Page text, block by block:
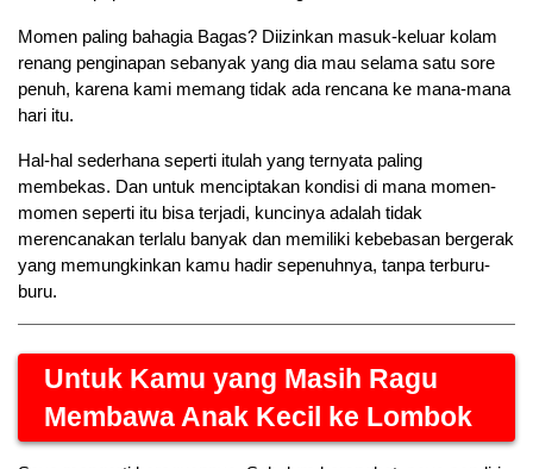
Momen paling bahagia Bagas? Diizinkan masuk-keluar kolam
renang penginapan sebanyak yang dia mau selama satu sore
penuh, karena kami memang tidak ada rencana ke mana-mana
hari itu.
Hal-hal sederhana seperti itulah yang ternyata paling
membekas. Dan untuk menciptakan kondisi di mana momen-
momen seperti itu bisa terjadi, kuncinya adalah tidak
merencanakan terlalu banyak dan memiliki kebebasan bergerak
yang memungkinkan kamu hadir sepenuhnya, tanpa terburu-
buru.
Untuk Kamu yang Masih Ragu
Membawa Anak Kecil ke Lombok